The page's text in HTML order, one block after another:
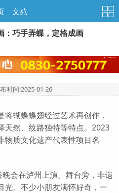
文苑
：巧手弄蝶，定格成画
时间:2025-01-26
蝴蝶蝶翅经过艺术再创作，
天然、纹路独特等特点。2023
物质文化遗产代表性项目名
会在泸州上演。舞台旁，非遗
光。不少小朋友满怀好奇，一